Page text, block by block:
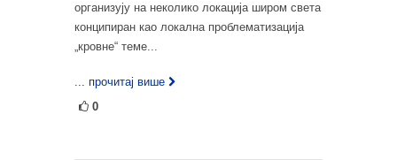
организују на неколико локација широм света
конципиран као локална проблематизација
„кровне“ теме...
... прочитај више
0